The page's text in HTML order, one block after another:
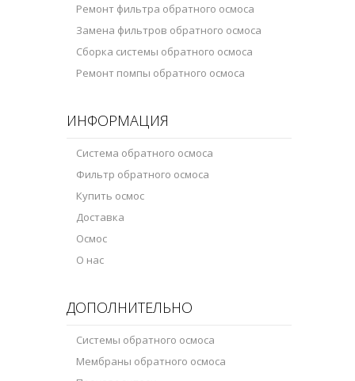
Ремонт фильтра обратного осмоса
Замена фильтров обратного осмоса
Сборка системы обратного осмоса
Ремонт помпы обратного осмоса
ИНФОРМАЦИЯ
Система обратного осмоса
Фильтр обратного осмоса
Купить осмос
Доставка
Осмос
О нас
ДОПОЛНИТЕЛЬНО
Системы обратного осмоса
Мембраны обратного осмоса